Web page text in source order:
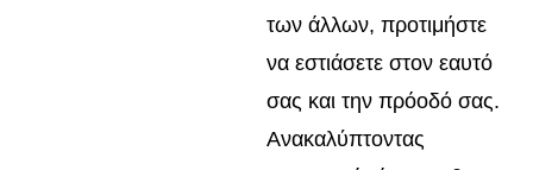
των άλλων, προτιμήστε
να εστιάσετε στον εαυτό
σας και την πρόοδό σας.
Ανακαλύπτοντας